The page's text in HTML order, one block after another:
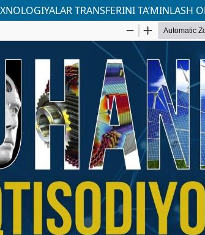
TRANSFERINI TA’MINLASH